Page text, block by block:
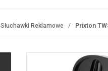
Słuchawki Reklamowe Prixton